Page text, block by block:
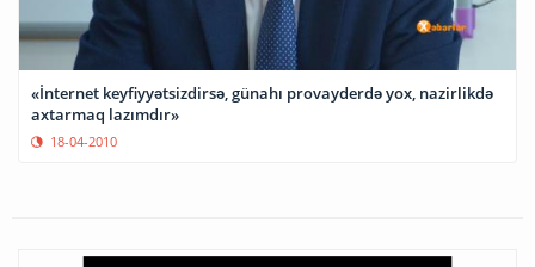
«İnternet keyfiyyətsizdirsə, günahı provayderdə yox, nazirlikdə
axtarmaq lazımdır»
18-04-2010